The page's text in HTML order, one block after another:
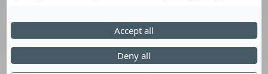
Deny all
Accept all